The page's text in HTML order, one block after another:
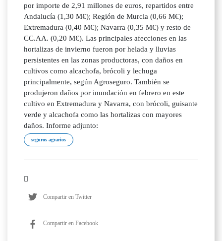
por importe de 2,91 millones de euros, repartidos entre
Andalucía (1,30 M€); Región de Murcia (0,66 M€);
Extremadura (0,40 M€); Navarra (0,35 M€) y resto de
CC.AA. (0,20 M€). Las principales afecciones en las
hortalizas de invierno fueron por helada y lluvias
persistentes en las zonas productoras, con daños en
cultivos como alcachofa, brócoli y lechuga
principalmente, según Agroseguro. También se
produjeron daños por inundación en febrero en este
cultivo en Extremadura y Navarra, con brócoli, guisante
verde y alcachofa como las hortalizas con mayores
daños. Informe adjunto:
seguros agrarios
Compartir en Twitter
Compartir en Facebook